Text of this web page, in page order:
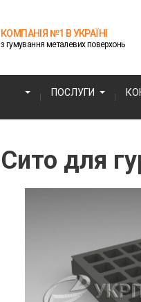
КОМПАНІЯ №1 В УКРАЇНІ
з гумування металевих поверхонь
ПОСЛУГИ
Сито для